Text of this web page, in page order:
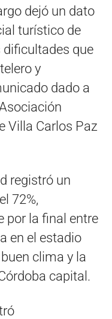
dejó un dato
turístico de
que
y
dado a
Villa Carlos Paz
registró un
72%,
por la final entre
en el estadio
clima y la
capital.